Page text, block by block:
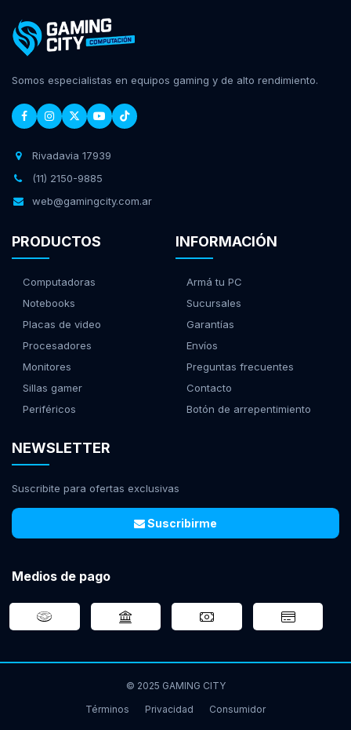
Somos especialistas en equipos gaming y de alto rendimiento.
Rivadavia 17939
(11) 2150-9885
web@gamingcity.com.ar
PRODUCTOS
Computadoras
Notebooks
Placas de video
Procesadores
Monitores
Sillas gamer
Periféricos
INFORMACIÓN
Armá tu PC
Sucursales
Garantías
Envíos
Preguntas frecuentes
Contacto
Botón de arrepentimiento
NEWSLETTER
Suscribite para ofertas exclusivas
Suscribirme
Medios de pago
© 2025 GAMING CITY
Términos
Privacidad Consumidor